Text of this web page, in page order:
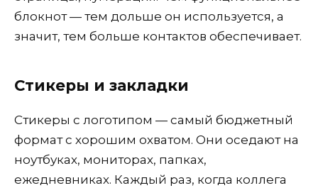
блокнот — тем дольше он используется, а
значит, тем больше контактов обеспечивает.
Стикеры и закладки
Стикеры с логотипом — самый бюджетный
формат с хорошим охватом. Они оседают на
ноутбуках, мониторах, папках,
ежедневниках. Каждый раз, когда коллега